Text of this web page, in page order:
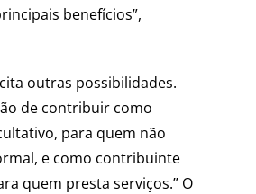
benefícios”,
outras possibilidades.
de contribuir como
para quem não
e como contribuinte
quem presta serviços.” O